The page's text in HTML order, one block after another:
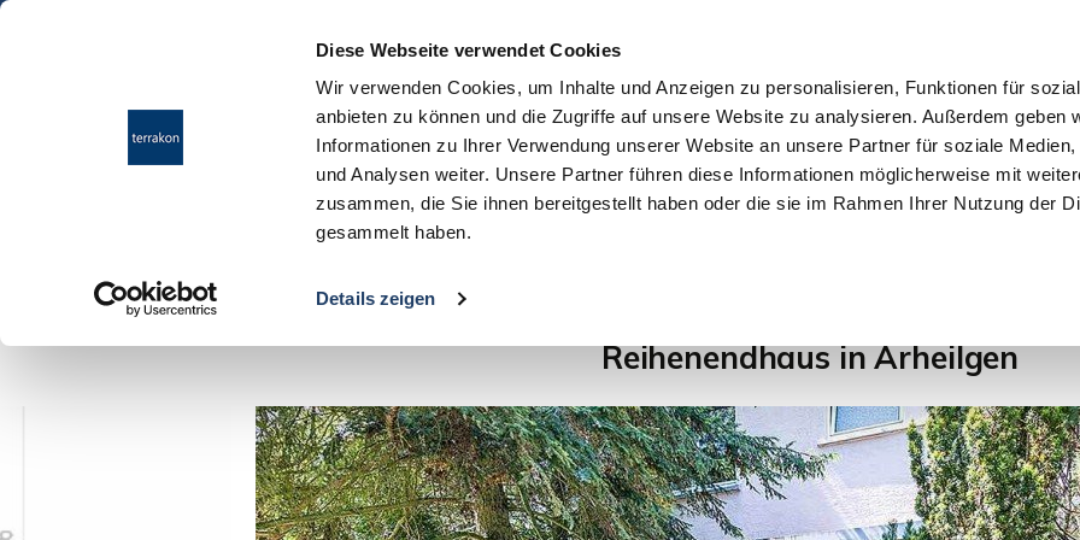
Diese Webseite verwendet Cookies
Wir verwenden Cookies, um Inhalte und Anzeigen zu personalisieren, Funktionen für
anbieten zu können und die Zugriffe auf unsere Website zu analysieren. Außerdem geben
Informationen zu Ihrer Verwendung unserer Website an unsere Partner für soziale Medien,
und Analysen weiter. Unsere Partner führen diese Informationen möglicherweise mit
zusammen, die Sie ihnen bereitgestellt haben oder die sie im Rahmen Ihrer Nutzung der
gesammelt haben.
Details zeigen
START IMMOBILIEN EIGENTÜMER
Reihenendhaus in Arheilgen